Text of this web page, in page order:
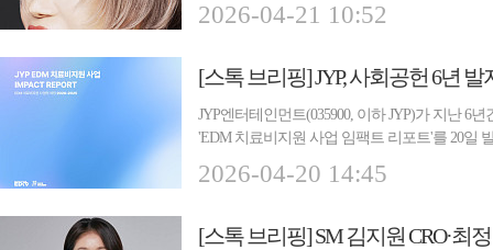
2026-04-21 10:52
JYP엔터테인먼트(035900, 이하 JYP)가 지난 6
'EDM 치료비지원 사업 임팩트 리포트'를 20일
2026-04-20 14:45